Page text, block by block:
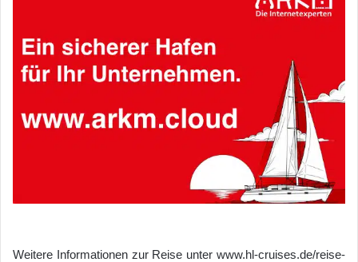
Weitere Informationen zur Reise unter www.hl-cruises.de/reise-